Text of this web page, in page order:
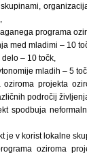
programa
med mladimi – 10
– 10 točk,
mladih – 5
oziroma projekta
področij
spodbuja
je v korist lokalne
oziroma